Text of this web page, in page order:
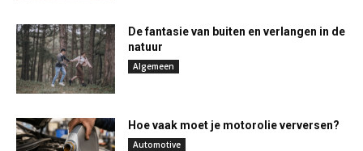
De fantasie van buiten en verlangen in de
natuur
Algemeen
Hoe vaak moet je motorolie verversen?
Automotive